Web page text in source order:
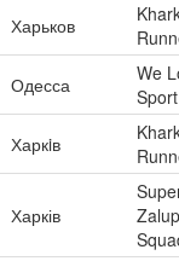
Харьков
Одесса
We
Sport
Харкiв
Харків